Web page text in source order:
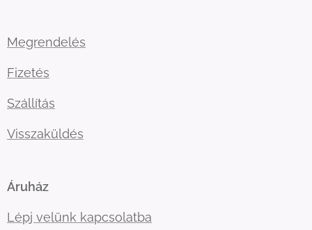
Megrendelés
Fizetés
Szállítás
Visszaküldés
Áruház
Lépj velünk kapcsolatba